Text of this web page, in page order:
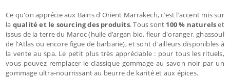
Ce qu'on apprécie aux Bains d'Orient Marrakech, c’est l’accent mis sur
la qualité et le sourcing des produits. Tous sont 100 % naturelset
issus de la terre du Maroc (huile d’argan bio, fleur d'oranger, ghassoul
de l'Atlas ou encore figue de barbarie), et sont d'ailleurs disponibles à
la vente au spa. Le petit plus très appréciable : pour tous les rituels,
vous pouvez remplacer le classique gommage au savon noir par un
gommage ultra-nourrissant au beurre de karité et aux épices.